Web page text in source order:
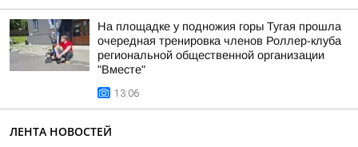
На площадке у подножия горы Тугая прошла
очередная тренировка членов Роллер-клуба
региональной общественной организации
"Вместе"
13:06
ЛЕНТА НОВОСТЕЙ